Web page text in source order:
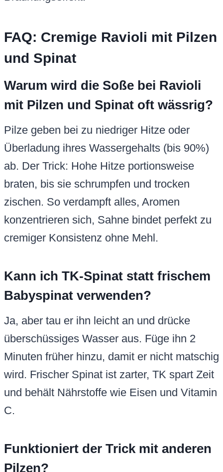
FAQ: Cremige Ravioli mit Pilzen
und Spinat
Warum wird die Soße bei Ravioli
mit Pilzen und Spinat oft wässrig?
Pilze geben bei zu niedriger Hitze oder
Überladung ihres Wassergehalts (bis 90%)
ab. Der Trick: Hohe Hitze portionsweise
braten, bis sie schrumpfen und trocken
zischen. So verdampft alles, Aromen
konzentrieren sich, Sahne bindet perfekt zu
cremiger Konsistenz ohne Mehl.
Kann ich TK-Spinat statt frischem
Babyspinat verwenden?
Ja, aber tau er ihn leicht an und drücke
überschüssiges Wasser aus. Füge ihn 2
Minuten früher hinzu, damit er nicht matschig
wird. Frischer Spinat ist zarter, TK spart Zeit
und behält Nährstoffe wie Eisen und Vitamin
C.
Funktioniert der Trick mit anderen
Pilzen?